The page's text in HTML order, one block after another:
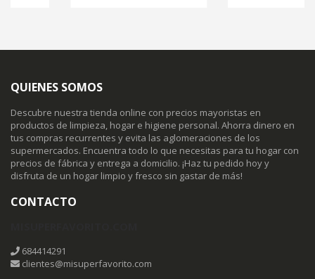
QUIENES SOMOS
Descubre nuestra tienda online con precios mayoristas en
productos de limpieza, hogar e higiene personal. Ahorra dinero en
tus compras recurrentes y evita las aglomeraciones de los
supermercados. Encuentra todo lo que necesitas para tu hogar con
precios de fábrica y entrega a domicilio. ¡Haz tu pedido hoy y
disfruta de un hogar limpio y fresco sin gastar de más!
CONTACTO
684414291
clientes@misuperfavorito.com